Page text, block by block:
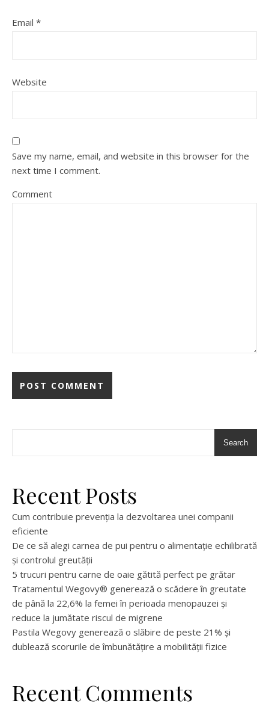
Email *
Website
Save my name, email, and website in this browser for the
next time I comment.
Comment
Search
Recent Posts
Cum contribuie prevenția la dezvoltarea unei companii
eficiente
De ce să alegi carnea de pui pentru o alimentație echilibrată
și controlul greutății
5 trucuri pentru carne de oaie gătită perfect pe grătar
Tratamentul Wegovy® generează o scădere în greutate
de până la 22,6% la femei în perioada menopauzei și
reduce la jumătate riscul de migrene
Pastila Wegovy generează o slăbire de peste 21% și
dublează scorurile de îmbunătățire a mobilității fizice
Recent Comments